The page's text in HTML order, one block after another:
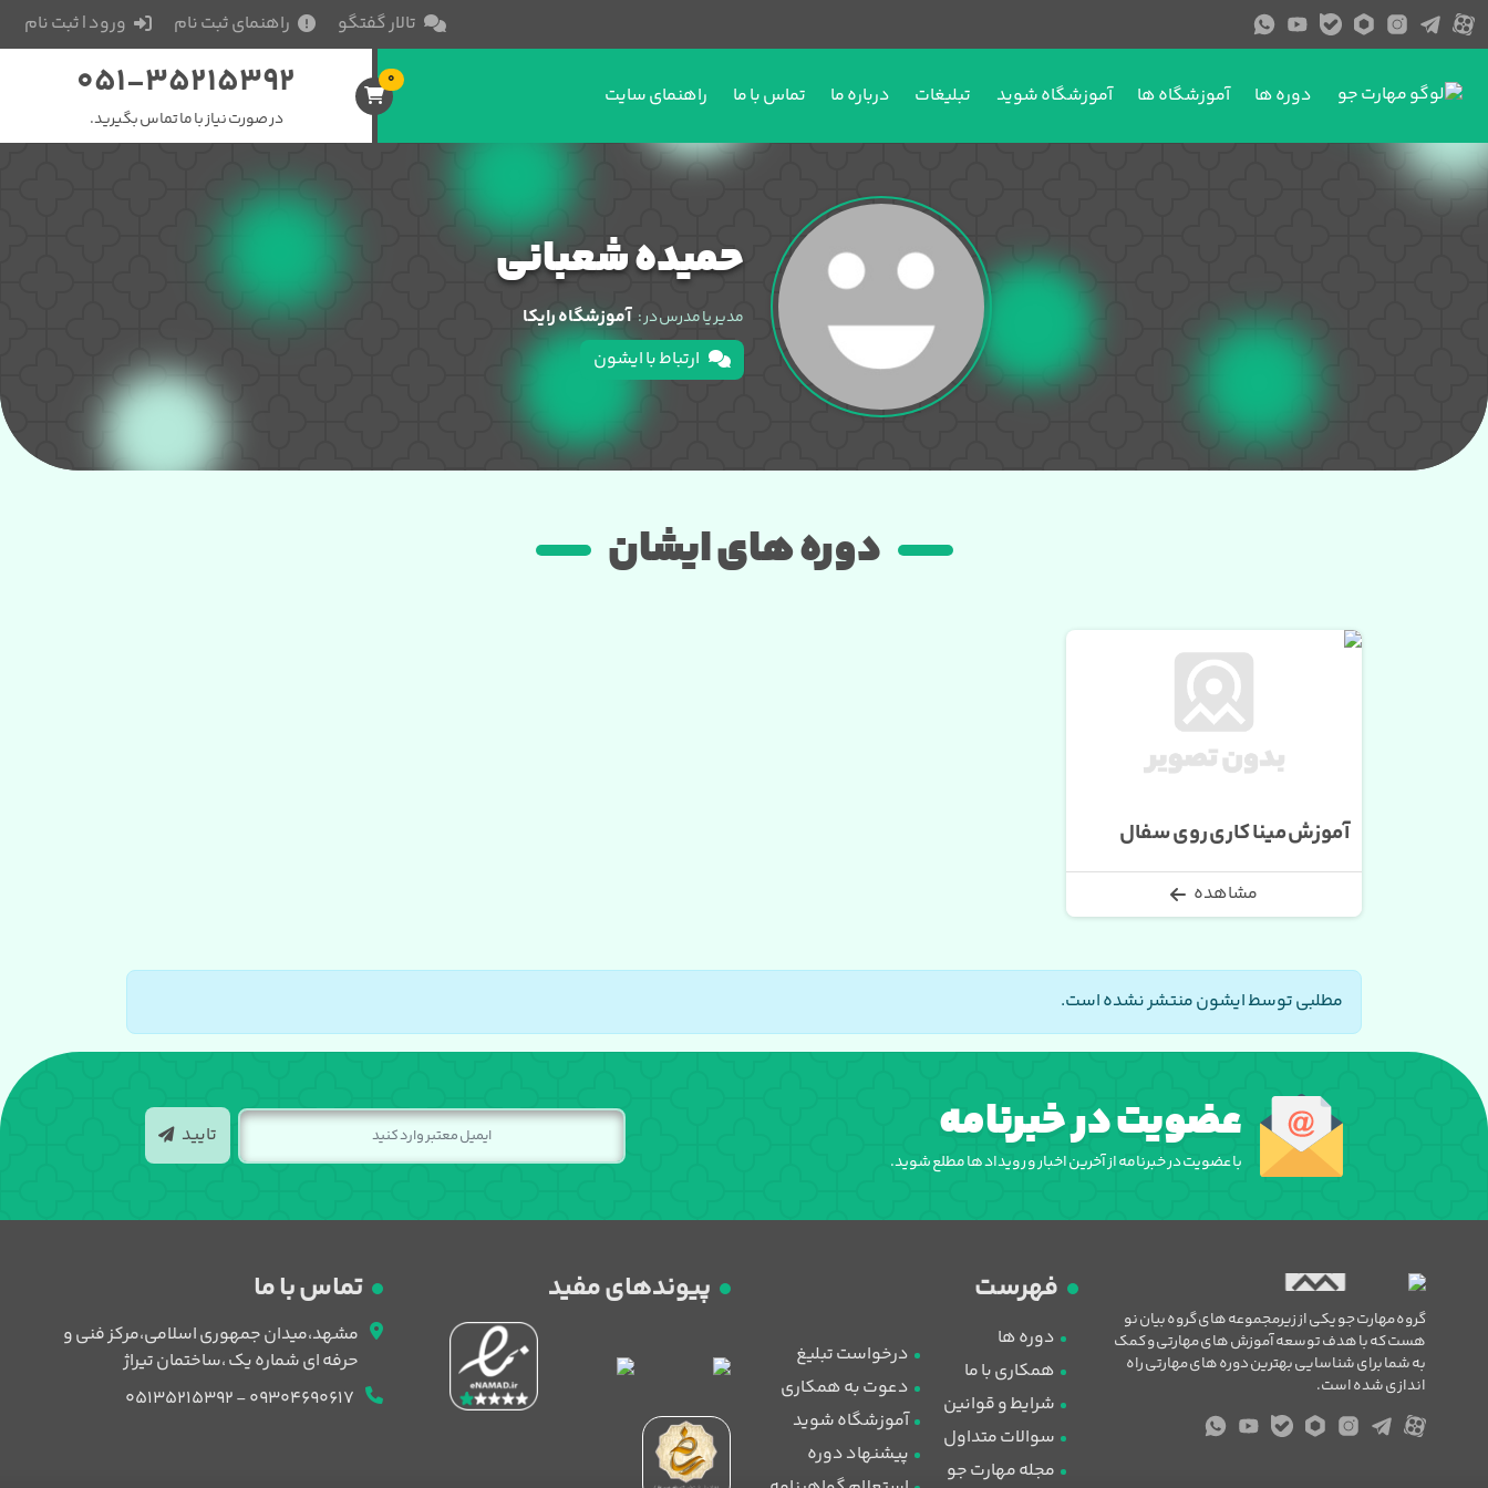
تالار گفتگو راهنمای ثبت نام ورود | ثبت نام
دوره ها آموزشگاه ها آموزشگاه شوید تبلیغات درباره ما تماس با ما راهنمای سایت
0
051-35215392
در صورت نیاز با ما تماس بگیرید.
حمیده شعبانی
مدیر یا مدرس در : آموزشگاه رایکا
ارتباط با ایشون
دوره های ایشان
آموزش مینا کاری روی سفال
مشاهده
مطلبی توسط ایشون منتشر نشده است.
عضویت در خبرنامه
با عضویت در خبرنامه از آخرین اخبار و رویداد ها مطلع شوید.
تایید
گروه مهارت جو یکی از زیرمجموعه های گروه بیان نو
هست که با هدف توسعه آموزش های مهارتی و کمک
به شما برای شناسایی بهترین دوره های مهارتی راه
اندازی شده است.
فهرست
دوره ها
همکاری با ما
شرایط و قوانین
سوالات متداول
مجله مهارت جو
درخواست تبلیغ
دعوت به همکاری
آموزشگاه شوید
پیشنهاد دوره
پیوندهای مفید تماس با ما
مشهد،میدان جمهوری اسلامی،مرکز فنی و
حرفه ای شماره یک ،ساختمان تیراژ
09304690617 - 05135215392